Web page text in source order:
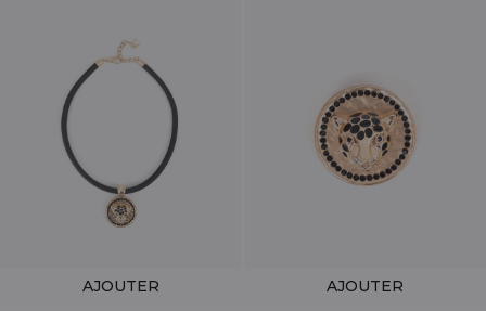
AJOUTER
AJOUTER